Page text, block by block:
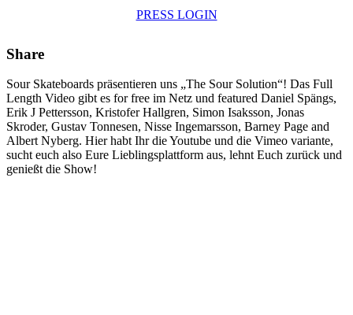
PRESS LOGIN
Share
Sour Skateboards präsentieren uns „The Sour Solution“! Das Full
Length Video gibt es for free im Netz und featured Daniel Spängs,
Erik J Pettersson, Kristofer Hallgren, Simon Isaksson, Jonas
Skroder, Gustav Tonnesen, Nisse Ingemarsson, Barney Page and
Albert Nyberg. Hier habt Ihr die Youtube und die Vimeo variante,
sucht euch also Eure Lieblingsplattform aus, lehnt Euch zurück und
genießt die Show!